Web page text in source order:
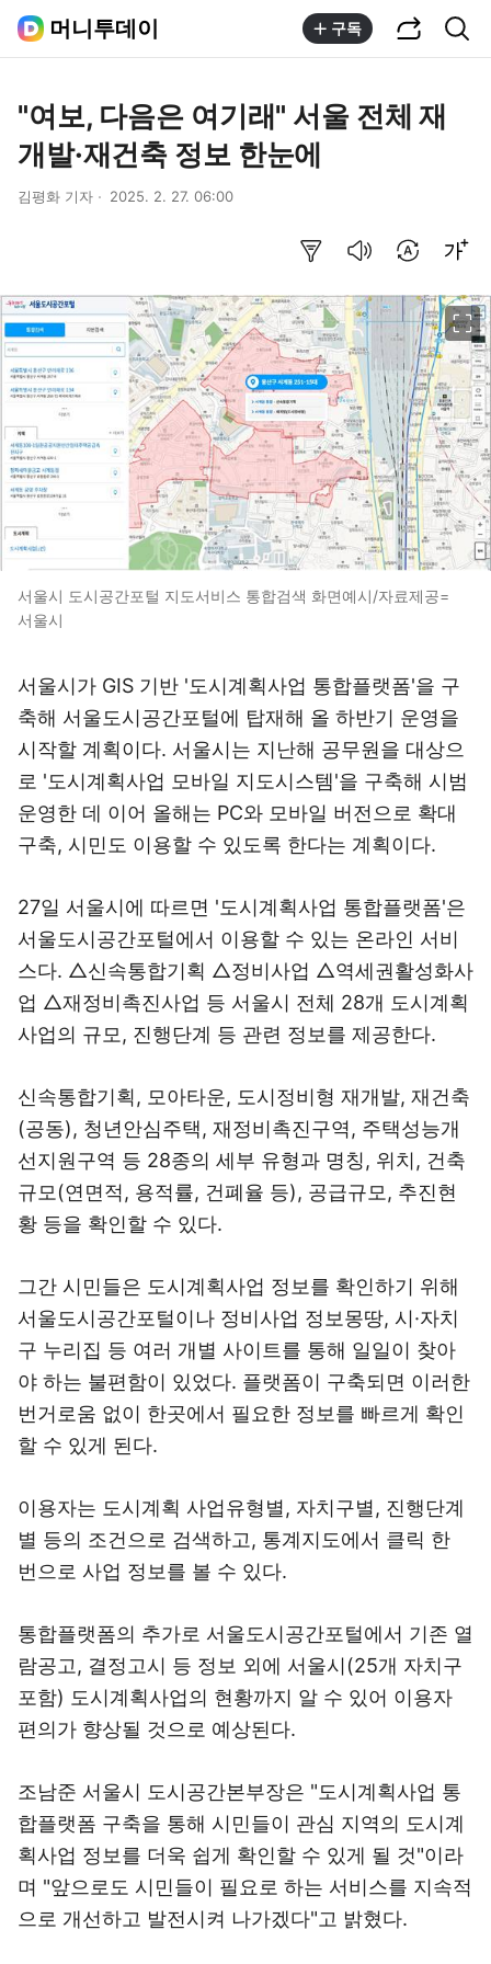
머니투데이 구독
"여보, 다음은 여기래" 서울 전체 재
개발·재건축 정보 한눈에
김평화 기자 2025. 2. 27. 06:00
서울시 도시공간포털 지도서비스 통합검색 화면예시/자료제공=
서울시
서울시가 GIS 기반 '도시계획사업 통합플랫폼'을 구
축해 서울도시공간포털에 탑재해 올 하반기 운영을
시작할 계획이다. 서울시는 지난해 공무원을 대상으
로 '도시계획사업 모바일 지도시스템'을 구축해 시범
운영한 데 이어 올해는 PC와 모바일 버전으로 확대
구축, 시민도 이용할 수 있도록 한다는 계획이다.
27일 서울시에 따르면 '도시계획사업 통합플랫폼'은
서울도시공간포털에서 이용할 수 있는 온라인 서비
스다. △신속통합기획 △정비사업 △역세권활성화사
업 △재정비촉진사업 등 서울시 전체 28개 도시계획
사업의 규모, 진행단계 등 관련 정보를 제공한다.
신속통합기획, 모아타운, 도시정비형 재개발, 재건축
(공동), 청년안심주택, 재정비촉진구역, 주택성능개
선지원구역 등 28종의 세부 유형과 명칭, 위치, 건축
규모(연면적, 용적률, 건폐율 등), 공급규모, 추진현
황 등을 확인할 수 있다.
그간 시민들은 도시계획사업 정보를 확인하기 위해
서울도시공간포털이나 정비사업 정보몽땅, 시·자치
구 누리집 등 여러 개별 사이트를 통해 일일이 찾아
야 하는 불편함이 있었다. 플랫폼이 구축되면 이러한
번거로움 없이 한곳에서 필요한 정보를 빠르게 확인
할 수 있게 된다.
이용자는 도시계획 사업유형별, 자치구별, 진행단계
별 등의 조건으로 검색하고, 통계지도에서 클릭 한
번으로 사업 정보를 볼 수 있다.
통합플랫폼의 추가로 서울도시공간포털에서 기존 열
람공고, 결정고시 등 정보 외에 서울시(25개 자치구
포함) 도시계획사업의 현황까지 알 수 있어 이용자
편의가 향상될 것으로 예상된다.
조남준 서울시 도시공간본부장은 "도시계획사업 통
합플랫폼 구축을 통해 시민들이 관심 지역의 도시계
획사업 정보를 더욱 쉽게 확인할 수 있게 될 것"이라
며 "앞으로도 시민들이 필요로 하는 서비스를 지속적
으로 개선하고 발전시켜 나가겠다"고 밝혔다.